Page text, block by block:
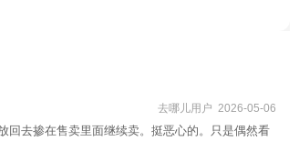
去哪儿用户 2026-05-06
回去掺在售卖里面继续卖。挺恶心的。只是偶然看